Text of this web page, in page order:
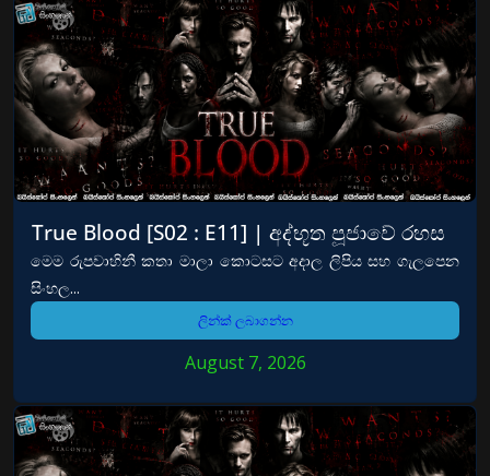
True Blood [S02 : E11] | අද්භූත පූජාවේ රහස
මෙම රුපවාහිනී කතා මාලා කොටසට අදාල ලිපිය සහ ගැලපෙන
සිංහල...
ලින්ක් ලබාගන්න
August 7, 2026